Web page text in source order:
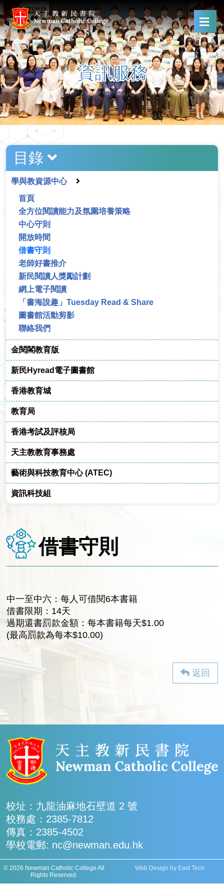
資訊服務
目錄
學與教資源中心
首頁
全方位閱讀能力及氛圍培養策略
中心守則
開放時間
借書守則
老師好書推介
新民閱讀人獎勵計劃
網上電子閱讀
「書海說趣」Tuesday Read & Share
圖書館活動剪影
聯絡我們
金閱閣教育版
新民Hyread電子圖書館
香港教育城
教育局
香港考試及評核局
天主教教育事務處
藝術與科技教育中心 (ATEC)
資訊科技組
借書守則
中一至中六：每人可借閱6本書籍
借書限期：14天
過期還書罰款金額：每本書籍每天$1.00
(最高罰款為每本$10.00)
返回
校址：九龍油麻地石壁道 2 號
校務處：2385-7812
傳真：2385-4502
學校電郵: nc@newman.edu.hk
© 2026 Newman Catholic College All
Rights Reserved.
Web Design by East Tech